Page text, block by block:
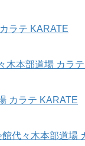
ラテ KARATE
木本部道場 カラ
カラテ KARATE
代々木本部道場